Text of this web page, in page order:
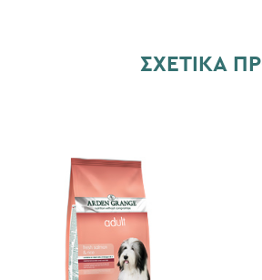
ΣΧΕΤΙΚΆ